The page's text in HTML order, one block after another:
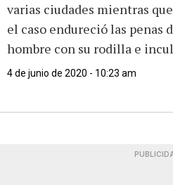
varias ciudades mientras
el caso endureció las penas
hombre con su rodilla e
4 de junio de 2020 - 10:23 am